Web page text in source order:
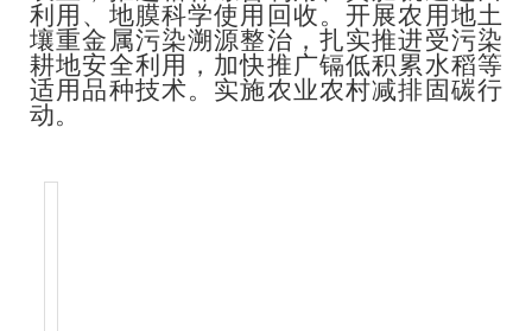
利用、地膜科学使用回收。开展农用地土
壤重金属污染溯源整治，扎实推进受污染
耕地安全利用，加快推广镉低积累水稻等
适用品种技术。实施农业农村减排固碳行
动。